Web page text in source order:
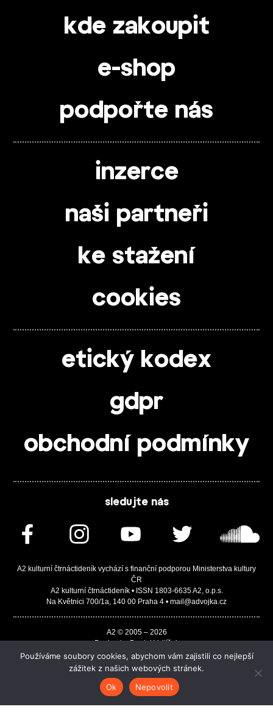
kde zakoupit
e-shop
podpořte nás
inzerce
naši partneři
ke stažení
cookies
etický kodex
gdpr
obchodní podmínky
sledujte nás
A2 kulturní čtrnáctideník vychází s finanční podporou Ministerstva kultury
ČR
A2 kulturní čtrnáctideník • ISSN 1803-6635 A2, o.p.s.
Na Květnici 700/1a, 140 00 Praha 4 • mail@advojka.cz
A2 © 2005 – 2026
Design by Daniel Vojtíšek
Built by JASA-IT & ChSoft
Používáme soubory cookies, abychom vám zajistili co nejlepší
zážitek z našich webových stránek.
Ok
Nepovolit